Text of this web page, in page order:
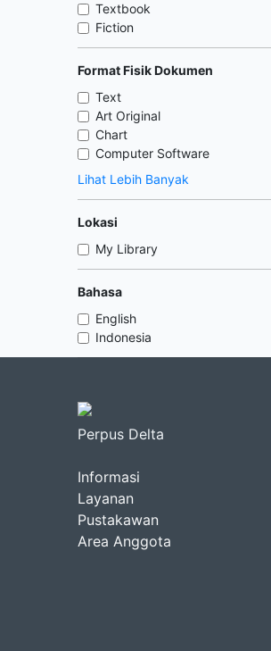
Textbook
Fiction
Format Fisik Dokumen
Text
Art Original
Chart
Computer Software
Lihat Lebih Banyak
Lokasi
My Library
Bahasa
English
Indonesia
Perpus Delta
Informasi
Layanan
Pustakawan
Area Anggota